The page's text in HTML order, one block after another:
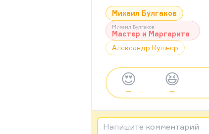
Михаил Булгаков
Михаил Булгаков
Мастер и Маргарита
Александр Кушнер
😍
—
😆
—
Напишите комментарий